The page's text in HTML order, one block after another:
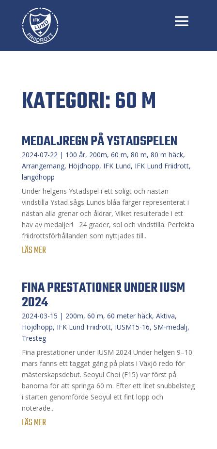
KATEGORI: 60 M
MEDALJREGN PÅ YSTADSPELEN
2024-07-22| 100 år, 200m, 60 m, 80 m, 80 m häck,
Arrangemang, Höjdhopp, IFK Lund, IFK Lund Friidrott,
längdhopp
Under helgens Ystadspel i ett soligt och nästan
vindstilla Ystad sågs Lunds blåa färger representerat i
nästan alla grenar och åldrar, Vilket resulterade i ett
hav av medaljer! 24 grader, sol och vindstilla. Perfekta
friidrottsförhållanden som nyttjades till...
LÄS MER
FINA PRESTATIONER UNDER IUSM
2024
2024-03-15 | 200m, 60 m, 60 meter häck, Aktiva,
Höjdhopp, IFK Lund Friidrott, IUSM15-16, SM-medalj,
Tresteg
Fina prestationer under IUSM 2024 Under helgen 9–10
mars fanns ett taggat gäng på plats i Växjö redo för
mästerskapsdebut. Seoyul Choi (F15) var först på
banorna för att springa 60 m. Efter ett litet snubbelsteg
i starten genomförde Seoyul ett fint lopp och
noterade...
LÄS MER